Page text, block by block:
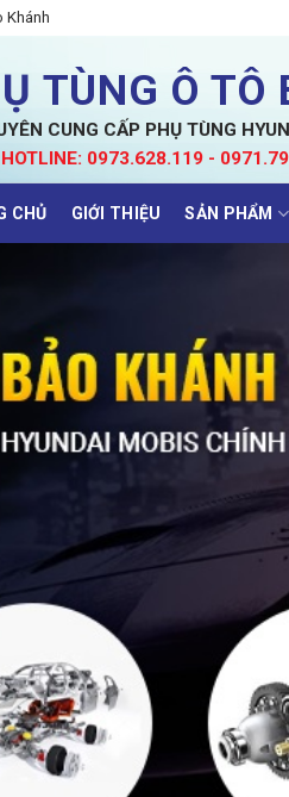
Khánh
TÙNG Ô TÔ
CUNG CẤP PHỤ TÙNG
HOTLINE: 0973.628.119 -
CHỦ GIỚI THIỆU SẢN PHẨM